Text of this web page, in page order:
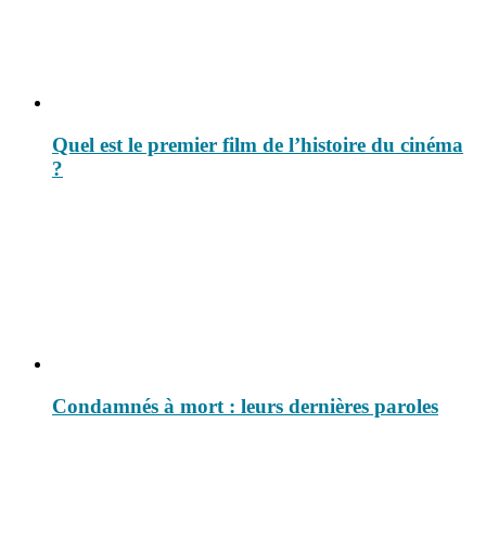
Quel est le premier film de l’histoire du cinéma
?
Condamnés à mort : leurs dernières paroles